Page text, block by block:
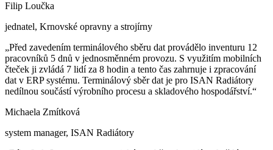
Filip Loučka
jednatel, Krnovské opravny a strojírny
„Před zavedením terminálového sběru dat provádělo inventuru 12
pracovníků 5 dnů v jednosměnném provozu. S využitím mobilních
čteček ji zvládá 7 lidí za 8 hodin a tento čas zahrnuje i zpracování
dat v ERP systému. Terminálový sběr dat je pro ISAN Radiátory
nedílnou součástí výrobního procesu a skladového hospodářství.“
Michaela Zmítková
system manager, ISAN Radiátory